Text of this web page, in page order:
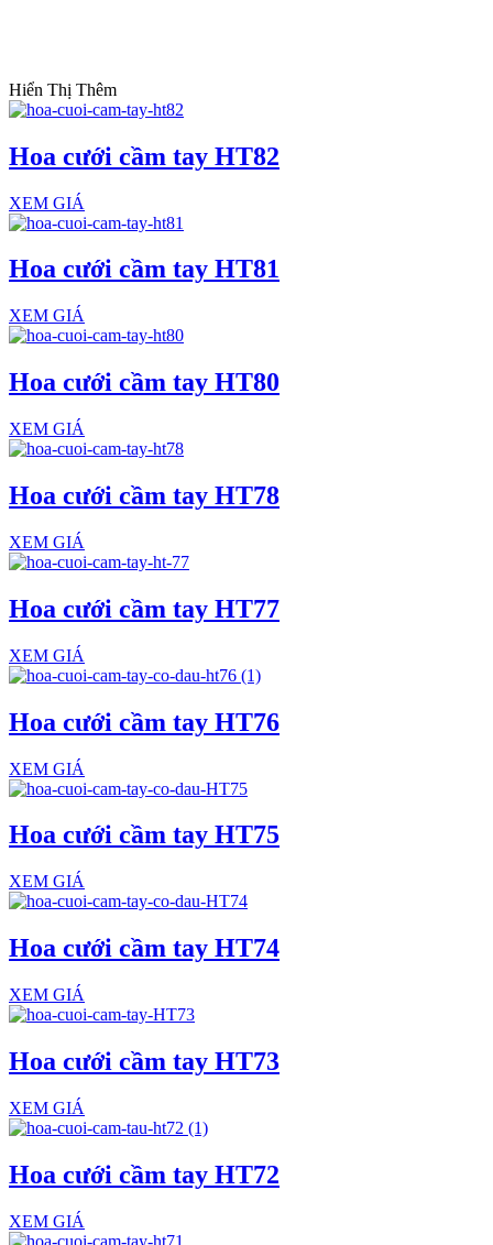
Hiển Thị Thêm
Hoa cưới cầm tay HT82
XEM GIÁ
Hoa cưới cầm tay HT81
XEM GIÁ
Hoa cưới cầm tay HT80
XEM GIÁ
Hoa cưới cầm tay HT78
XEM GIÁ
Hoa cưới cầm tay HT77
XEM GIÁ
Hoa cưới cầm tay HT76
XEM GIÁ
Hoa cưới cầm tay HT75
XEM GIÁ
Hoa cưới cầm tay HT74
XEM GIÁ
Hoa cưới cầm tay HT73
XEM GIÁ
Hoa cưới cầm tay HT72
XEM GIÁ